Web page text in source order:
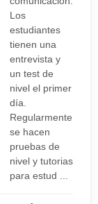
Los
estudiantes
tienen una
entrevista y
un test de
nivel el primer
día.
Regularmente
se hacen
pruebas de
nivel y tutorias
para estud ...